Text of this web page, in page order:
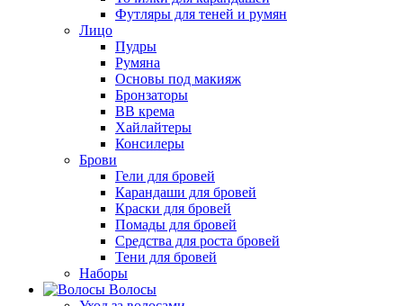
Футляры для теней и румян
Лицо
Пудры
Румяна
Основы под макияж
Бронзаторы
BB крема
Хайлайтеры
Консилеры
Брови
Гели для бровей
Карандаши для бровей
Краски для бровей
Помады для бровей
Средства для роста бровей
Тени для бровей
Наборы
Волосы